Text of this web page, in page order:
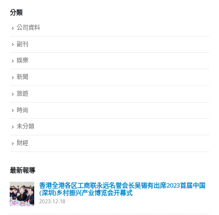
未分類
財經
最新報導